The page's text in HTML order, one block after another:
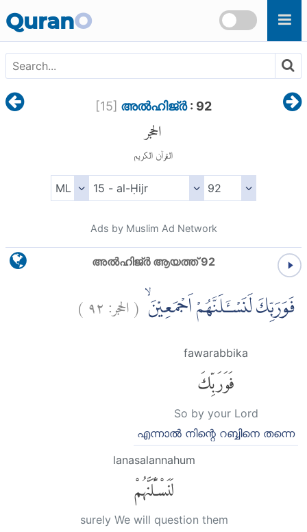
QuranO
[15] അല്‍ഹിജ്ര്‍: 92
الحجر
القرآن الكريم
Ads by Muslim Ad Network
അല്‍ഹിജ്ര്‍ ആയത്ത് 92
فَوَرَبِّكَ لَنَسْـَٔلَنَّهُمْ اَجْمَعِيْنَۙ (الحجر:٩٢)
fawarabbika
فَوَرَبِّكَ
So by your Lord
എന്നാല്‍ നിന്റെ റബ്ബിനെ തന്നെ
lanasalannahum
لَنَسْـَٔلَنَّهُمْ
surely We will question them